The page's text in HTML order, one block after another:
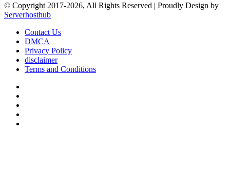
© Copyright 2017-2026, All Rights Reserved | Proudly Design by
Serverhosthub
Contact Us
DMCA
Privacy Policy
disclaimer
Terms and Conditions